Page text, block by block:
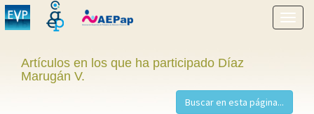
menú
Artículos en los que ha participado Díaz
Marugán V.